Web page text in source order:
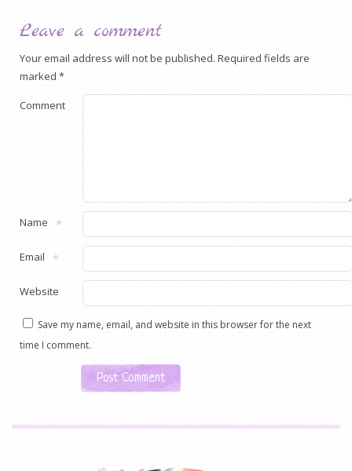
Leave a comment
Your email address will not be published. Required fields are
marked *
Comment
Name *
Email *
Website
Save my name, email, and website in this browser for the next
time I comment.